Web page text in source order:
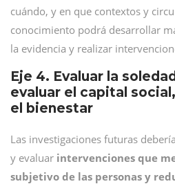
cuándo, y en que contextos y
conocimiento podrá desarrollar
la evidencia y realizar
Eje 4. Evaluar la
evaluar el capital
el bienestar
Las investigaciones futuras
y evaluar intervenciones que
subjetivo de las personas y